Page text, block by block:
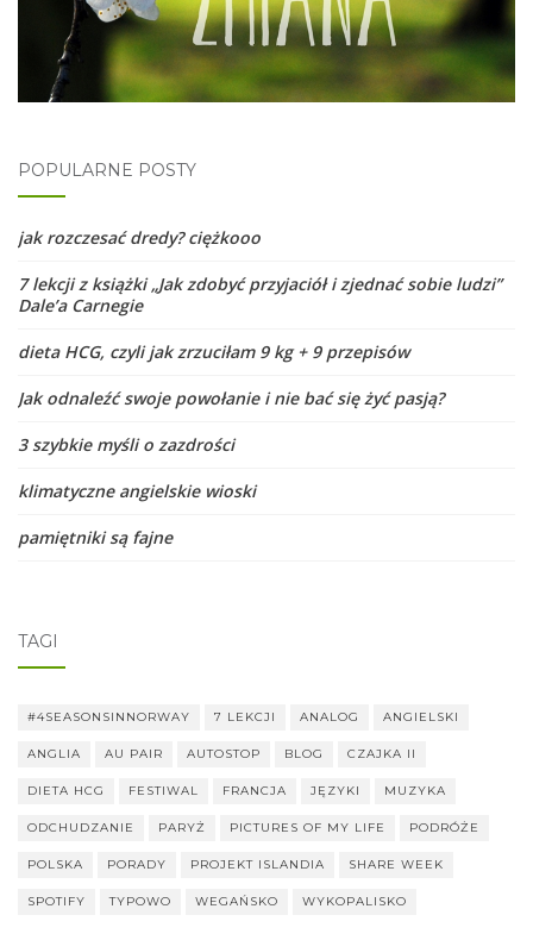
POPULARNE POSTY
jak rozczesać dredy? ciężkooo
7 lekcji z książki „Jak zdobyć przyjaciół i zjednać sobie ludzi”
Dale’a Carnegie
dieta HCG, czyli jak zrzuciłam 9 kg + 9 przepisów
Jak odnaleźć swoje powołanie i nie bać się żyć pasją?
3 szybkie myśli o zazdrości
klimatyczne angielskie wioski
pamiętniki są fajne
TAGI
#4SEASONSINNORWAY 7 LEKCJI ANALOG ANGIELSKI
ANGLIA AU PAIR AUTOSTOP BLOG CZAJKA II
DIETA HCG FESTIWAL FRANCJA JĘZYKI MUZYKA
ODCHUDZANIE PARYŻ PICTURES OF MY LIFE PODRÓŻE
POLSKA PORADY PROJEKT ISLANDIA SHARE WEEK
SPOTIFY TYPOWO WEGAŃSKO WYKOPALISKO